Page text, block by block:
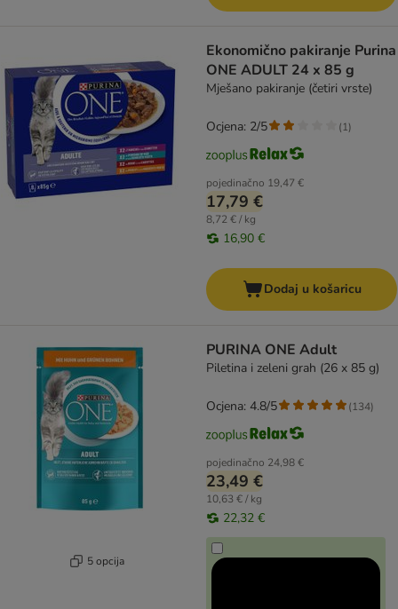
Ekonomično pakiranje Purina
ONE ADULT 24 x 85 g
Mješano pakiranje (četiri vrste)
pojedinačno 19,47 €
17,79 €
8,72 € / kg
16,90 €
Ocjena: 2/5 (1)
Dodaj u košaricu
5 opcija
PURINA ONE Adult
Piletina i zeleni grah (26 x 85 g)
pojedinačno 24,98 €
23,49 €
10,63 € / kg
22,32 €
Ocjena: 4.8/5 (134)